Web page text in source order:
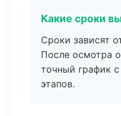
Какие сроки
Сроки зависят
После осмотра
точный график
этапов.